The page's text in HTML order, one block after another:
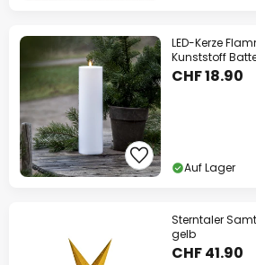
LED-Kerze
Kunststoff
CHF 18.90
Auf Lager
Sterntaler
gelb
CHF 41.90